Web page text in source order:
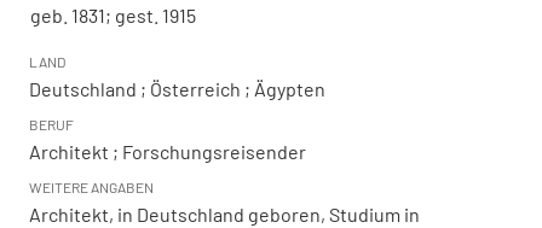
geb. 1831; gest. 1915
LAND
Deutschland ; Österreich ; Ägypten
BERUF
Architekt ; Forschungsreisender
WEITERE ANGABEN
Architekt, in Deutschland geboren, Studium in